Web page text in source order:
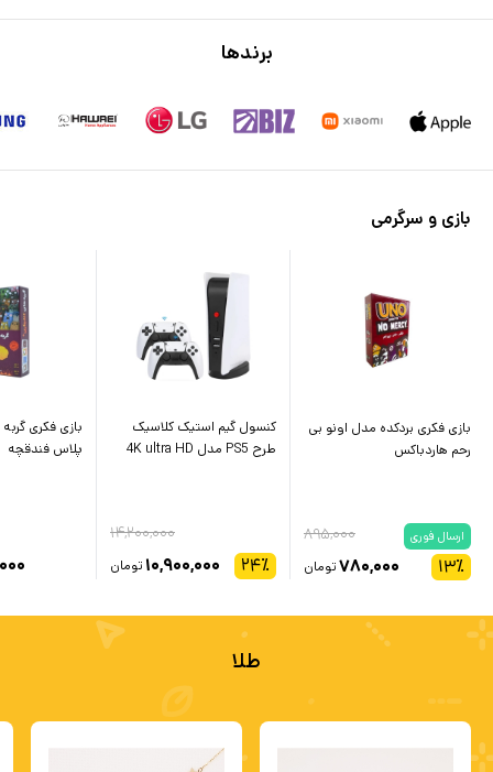
برندها
بازی و سرگرمی
بازی فکری بردکده مدل اونو بی‌
رحم هاردباکس
ارسال فوری
۱۳٪
۸۹۵,۰۰۰
۷۸۰,۰۰۰تومان
کنسول گیم استیک کلاسیک
طرح PS5 مدل 4K ultra HD
۲۴٪
۱۴,۲۰۰,۰۰۰
۱۰,۹۰۰,۰۰۰ تومان
بازی فکری
پلاس فندقچه
طلا